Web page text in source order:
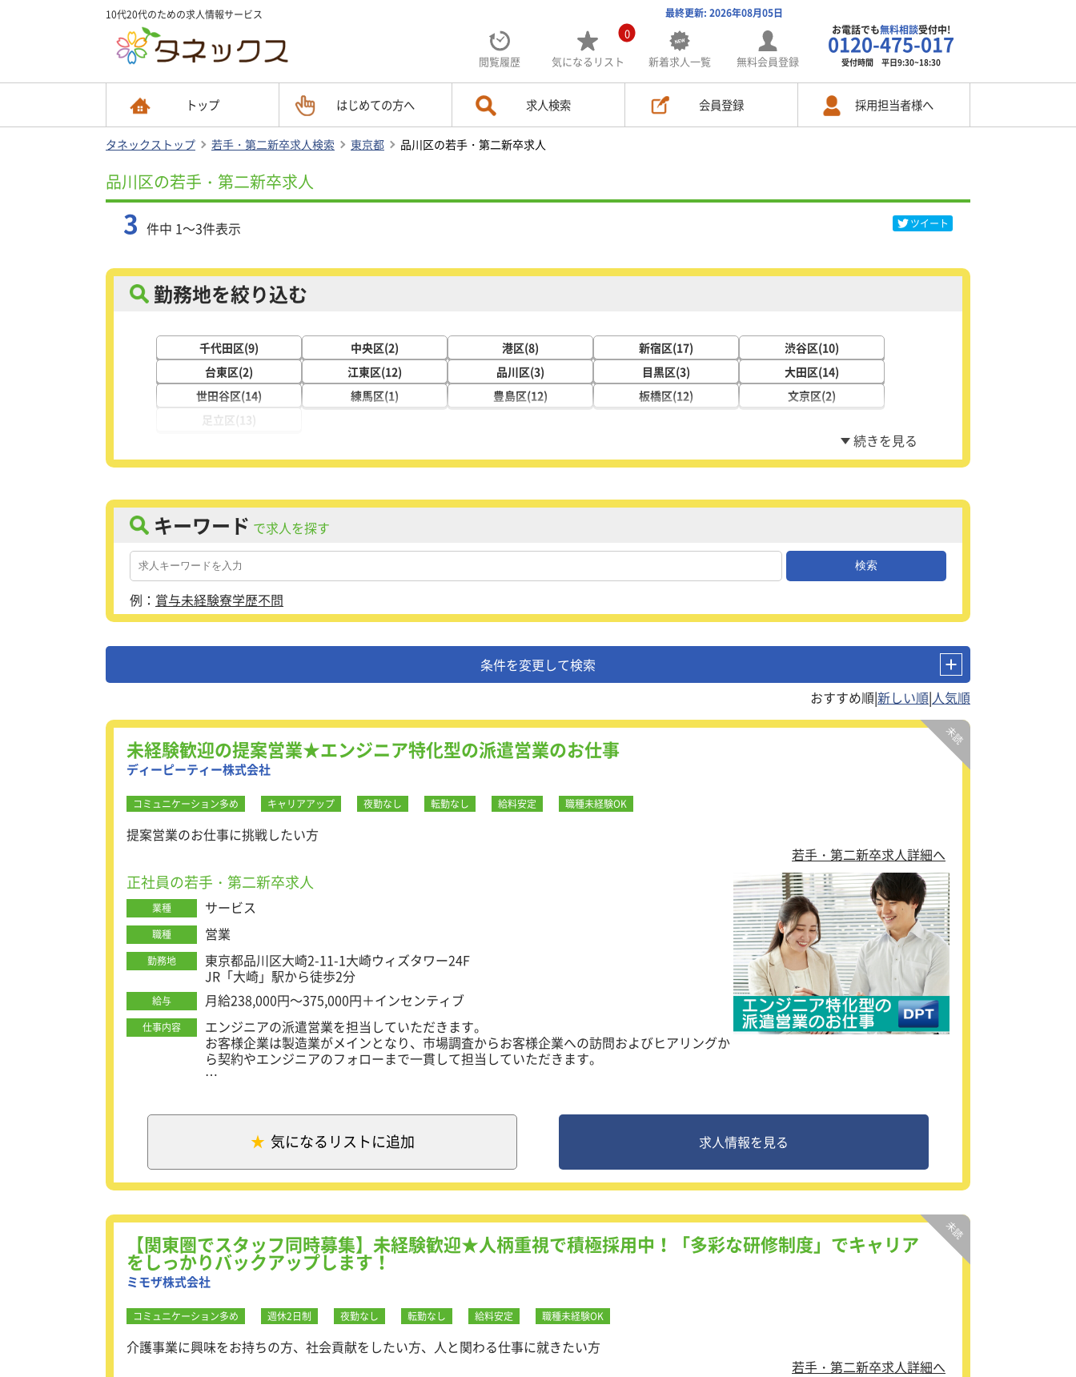
10代20代のための求人情報サービス 最終更新: 2026年08月05日
新着求人一覧
閲覧履歴
0
気になる リスト 無料会員登録
お電話でも無料相談受付中!
0120-475-017
受付時間 平日9:30~18:30
トップ はじめての方へ 求人検索 会員登録 採用担当者様へ
タネックストップ 若手・第二新卒求人検索 東京都 品川区の若手・第二新卒求人
品川区の若手・第二新卒求人
3 件中 1～3件表示 ツイート
勤務地を絞り込む
千代田区(9) 中央区(2) 港区(8) 新宿区(17)
渋谷区(10)
台東区(2)
江東区(12) 品川区(3) 目黒区(3)
大田区(14)
世田谷区(14)
練馬区(1) 豊島区(12) 板橋区(12)
文京区(2)
足立区(13)
キーワード で求人を探す
例： 賞与未経験寮学歴不問
条件を変更して検索
|
|
未経験歓迎の提案営業★エンジニア特化型の派遣営業のお仕事
ディーピーティー株式会社
コミュニケーション多め キャリアアップ 夜勤なし 転勤なし 給料安定 職種未経験OK
提案営業のお仕事に挑戦したい方
若手・第二新卒求人詳細へ
正社員の若手・第二新卒求人
業種 サービス
職種 営業
勤務地
東京都品川区大崎2-11-1大崎ウィズタワー24F
JR「大崎」駅から徒歩2分
給与 月給238,000円～375,000円＋インセンティブ
仕事内容
エンジニアの派遣営業を担当していただきます。
お客様企業は製造業がメインとなり、市場調査からお客様企業への訪問およびヒアリングか
ら契約やエンジニアのフォローまで一貫して担当していただきます。
・人材派遣の拡販、既存の深耕開拓
・人材紹介のオーダー受注、拡販活動
・担当エンジニアのサポート
や、人の役に立つ仕事になります
エンジニアが仕事を通じて成長できる環境を用意するほか、相談などにも即座に対応する必
要があります。電話や派遣先への訪問など、お客様との接点を大事にしていただきます。
＜働きやすい環境づくりにも注力しています＞
き方が可能です。
また、産休・育休をはじめとした、仕事と家庭を両立しやすい制度も整えています。
気になるリストに追加 求人情報を見る
【関東圏でスタッフ同時募集】未経験歓迎★人柄重視で積極採用中！「多彩な研修制度」でキャリア
をしっかりバックアップします！
ミモザ株式会社
コミュニケーション多め 週休2日制 夜勤なし 転勤なし 給料安定 職種未経験OK
介護事業に興味をお持ちの方、社会貢献をしたい方、人と関わる仕事に就きたい方
若手・第二新卒求人詳細へ